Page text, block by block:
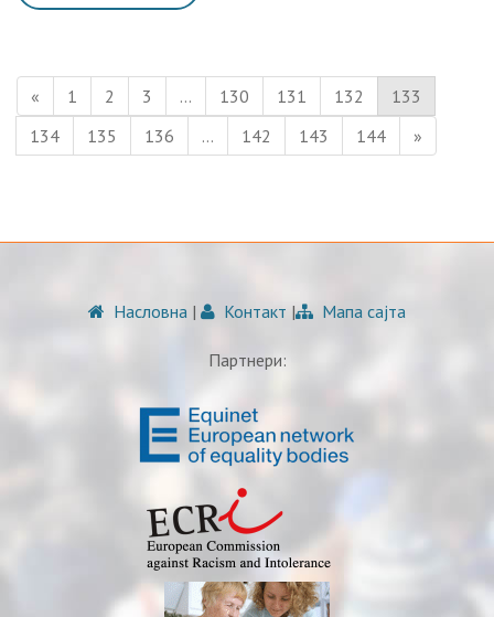
« 1 2 3 … 130 131 132
133
134
135 136 … 142 143 144 »
Насловна | Контакт | Мапа сајта
Партнери: